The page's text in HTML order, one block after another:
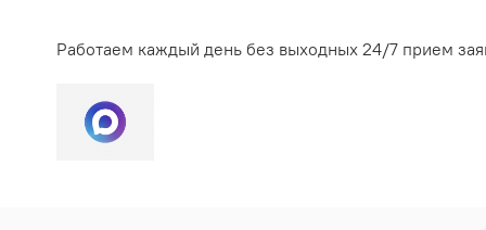
высокая влажность воздуха сократят этот срок.
материал все равно окажется выносливее
Практичность. Искусственные венки не требуют
Возможность купить заранее. Искусственный
Работаем каждый день без выходных 24/7 прием